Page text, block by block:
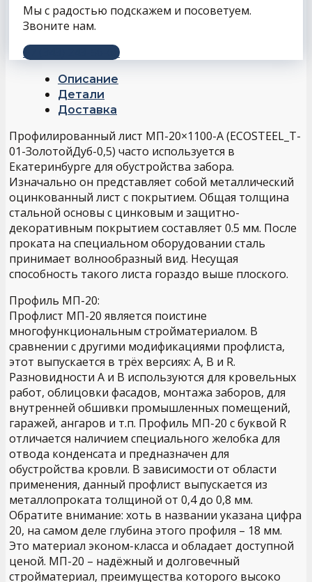
Мы с радостью подскажем и посоветуем.
Звоните нам.
+7 (343) 243-56-66
Описание
Детали
Доставка
Профилированный лист МП-20×1100-A (ECOSTEEL_T-
01-ЗолотойДуб-0,5) часто используется в
Екатеринбурге для обустройства забора.
Изначально он представляет собой металлический
оцинкованный лист с покрытием. Общая толщина
стальной основы с цинковым и защитно-
декоративным покрытием составляет 0.5 мм. После
проката на специальном оборудовании сталь
принимает волнообразный вид. Несущая
способность такого листа гораздо выше плоского.
Профиль МП-20:
Профлист МП-20 является поистине
многофункциональным стройматериалом. В
сравнении с другими модификациями профлиста,
этот выпускается в трёх версиях: А, В и R.
Разновидности А и В используются для кровельных
работ, облицовки фасадов, монтажа заборов, для
внутренней обшивки промышленных помещений,
гаражей, ангаров и т.п. Профиль МП-20 с буквой R
отличается наличием специального желобка для
отвода конденсата и предназначен для
обустройства кровли. В зависимости от области
применения, данный профлист выпускается из
металлопроката толщиной от 0,4 до 0,8 мм.
Обратите внимание: хоть в названии указана цифра
20, на самом деле глубина этого профиля – 18 мм.
Это материал эконом-класса и обладает доступной
ценой. МП-20 – надёжный и долговечный
стройматериал, преимущества которого высоко